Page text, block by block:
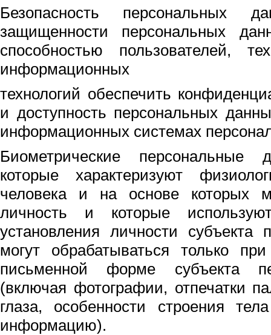
Безопасность персональных
защищенности персональных
способностью пользователей,
информационных
технологий обеспечить
и доступность персональных
информационных системах
Биометрические
которые характеризуют
человека и на основе которых
личность и которые
установления личности субъекта
могут обрабатываться только
письменной форме субъекта
(включая фотографии, отпечатки
глаза, особенности строения
информацию).